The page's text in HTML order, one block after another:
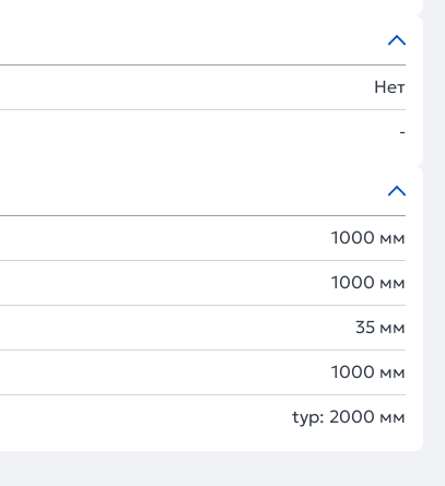
Нет
-
1000 мм
1000 мм
35 мм
1000 мм
typ: 2000 мм